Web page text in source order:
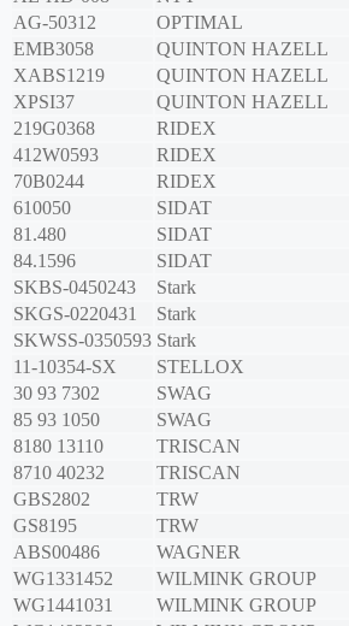
AG-50312
OPTIMAL
EMB3058
QUINTON HAZELL
XABS1219
QUINTON HAZELL
XPSI37
QUINTON HAZELL
219G0368
RIDEX
412W0593
RIDEX
70B0244
RIDEX
610050
SIDAT
81.480
SIDAT
84.1596
SIDAT
SKBS-0450243
Stark
SKGS-0220431
Stark
SKWSS-0350593 Stark
11-10354-SX
STELLOX
30 93 7302
SWAG
85 93 1050
SWAG
8180 13110
TRISCAN
8710 40232
TRISCAN
GBS2802
TRW
GS8195
TRW
ABS00486
WAGNER
WG1331452
WILMINK GROUP
WG1441031
WILMINK GROUP